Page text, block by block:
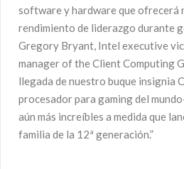
software y hardware que ofrecerá
rendimiento de liderazgo durante
Gregory Bryant, Intel executive
manager of the Client Computing
llegada de nuestro buque insignia
procesador para gaming del
aún más increíbles a medida que
familia de la 12ª generación.”